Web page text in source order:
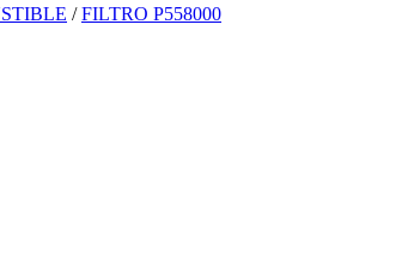
/FILTRO P558000